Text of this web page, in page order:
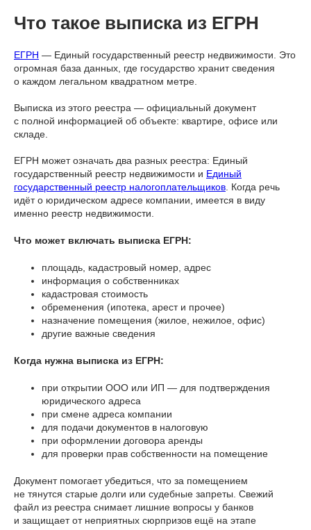
Что такое выписка из ЕГРН
ЕГРН — Единый государственный реестр недвижимости. Это
огромная база данных, где государство хранит сведения
о каждом легальном квадратном метре.
Выписка из этого реестра — официальный документ
с полной информацией об объекте: квартире, офисе или
складе.
ЕГРН может означать два разных реестра: Единый
государственный реестр недвижимости и Единый
государственный реестр налогоплательщиков . Когда речь
идёт о юридическом адресе компании, имеется в виду
именно реестр недвижимости.
Что может включать выписка ЕГРН:
площадь, кадастровый номер, адрес
информация о собственниках
кадастровая стоимость
обременения (ипотека, арест и прочее)
назначение помещения (жилое, нежилое, офис)
другие важные сведения
Когда нужна выписка из ЕГРН:
при открытии ООО или ИП — для подтверждения
юридического адреса
при смене адреса компании
для подачи документов в налоговую
при оформлении договора аренды
для проверки прав собственности на помещение
Документ помогает убедиться, что за помещением
не тянутся старые долги или судебные запреты. Свежий
файл из реестра снимает лишние вопросы у банков
и защищает от неприятных сюрпризов ещё на этапе